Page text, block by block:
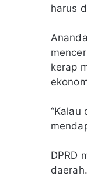
harus
kerap
“Kalau
DPRD
daerah.